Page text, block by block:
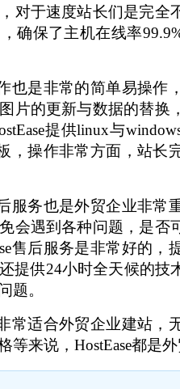
对于速度站长们是完全
确保了主机在线率
也是非常的简单易操作
片的更新与数据的替换
提供linux与
，操作非常方面，站长
服务也是外贸企业非常
会遇到各种问题，是否
售后服务是非常好的，
提供24小时全天候的技
题。
常适合外贸企业建站，
等来说，HostEase都是